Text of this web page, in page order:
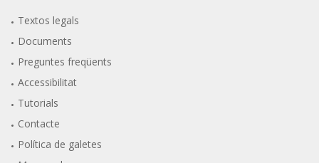
Textos legals
Documents
Preguntes freqüents
Accessibilitat
Tutorials
Contacte
Política de galetes